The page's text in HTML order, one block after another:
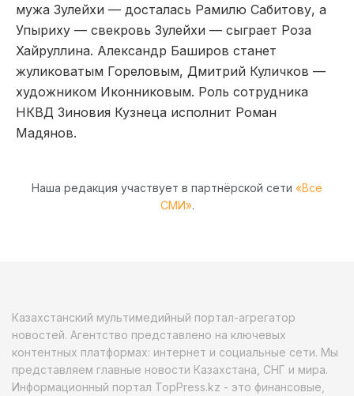
мужа Зулейхи — досталась Рамилю Сабитову, а
Упыриху — свекровь Зулейхи — сыграет Роза
Хайруллина. Александр Баширов станет
жуликоватым Гореловым, Дмитрий Куличков —
художником Иконниковым. Роль сотрудника
НКВД Зиновия Кузнеца исполнит Роман
Мадянов.
Наша редакция участвует в партнёрской сети «Все
СМИ».
Казахстанский мультимедийный портал-агрегатор
новостей. Агентство представлено на ключевых
контентных платформах: интернет и социальные сети. Мы
представляем главные новости Казахстана, СНГ и мира.
Информационный портал TopPress.kz - это финансовые,